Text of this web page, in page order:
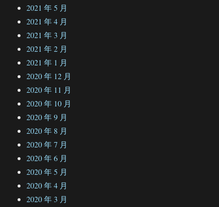
2021 年 5 月
2021 年 4 月
2021 年 3 月
2021 年 2 月
2021 年 1 月
2020 年 12 月
2020 年 11 月
2020 年 10 月
2020 年 9 月
2020 年 8 月
2020 年 7 月
2020 年 6 月
2020 年 5 月
2020 年 4 月
2020 年 3 月